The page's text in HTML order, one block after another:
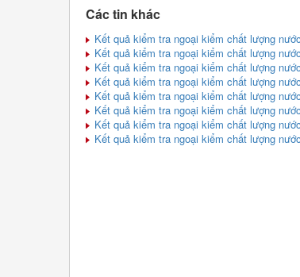
Các tin khác
Kết quả kiểm tra ngoại kiểm chất lượng
Kết quả kiểm tra ngoại kiểm chất lượng
Kết quả kiểm tra ngoại kiểm chất lượng
Kết quả kiểm tra ngoại kiểm chất lượng
Kết quả kiểm tra ngoại kiểm chất lượng
Kết quả kiểm tra ngoại kiểm chất lượng
Kết quả kiểm tra ngoại kiểm chất lượng
Kết quả kiểm tra ngoại kiểm chất lượng